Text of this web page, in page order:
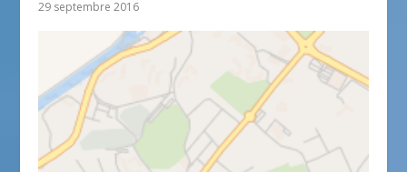
29 septembre 2016